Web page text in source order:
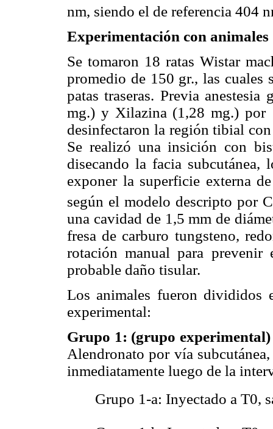
nm, siendo el de referencia 404
Experimentación con animales
Se tomaron 18 ratas Wistar
promedio de 150 gr., las cuales
patas traseras. Previa
mg.) y Xilazina (1,28 mg.) por
desinfectaron la región tibial
Se realizó una insición con
disecando la facia
exponer la superficie externa
según el modelo descripto por
una cavidad de 1,5 mm de
fresa de carburo tungsteno,
rotación manual para prevenir
probable daño tisular.
Los animales fueron divididos
experimental:
Grupo 1: (grupo experimental)
Alendronato por vía
inmediatamente luego de la
 Grupo 1-a: Inyectado a